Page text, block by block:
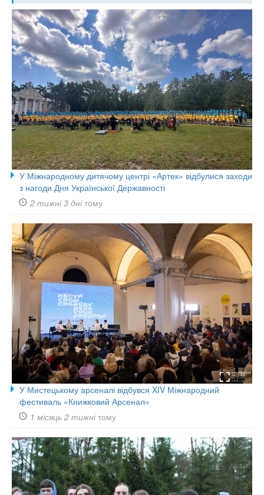
У Міжнародному дитячому центрі «Артек» відбулися заходи
з нагоди Дня Української Державності
2 тижні 3 днітому
У Мистецькому арсеналі відбувся XIV Міжнародний
фестиваль «Книжковий Арсенал»
1 місяць 2 тижнітому